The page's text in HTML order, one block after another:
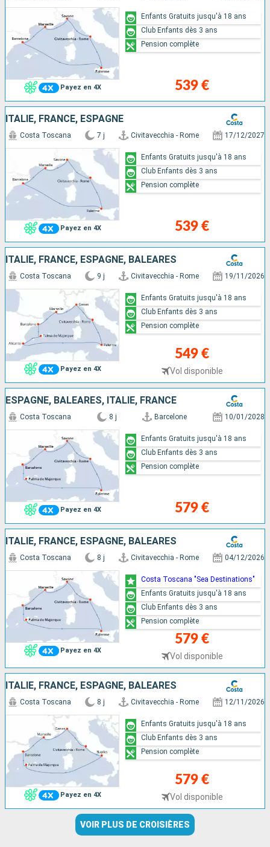
Payez en 4X 539 €
Enfants Gratuits jusqu'à 18 ans
Club Enfants dès 3 ans
Pension complète
ITALIE, FRANCE, ESPAGNE
Payez en 4X
Costa Toscana 7 j Civitavecchia - Rome 17/12/2027
539 €
Enfants Gratuits jusqu'à 18 ans
Club Enfants dès 3 ans
Pension complète
ITALIE, FRANCE, ESPAGNE, BALÉARES
Payez en 4X
Costa Toscana 9 j Civitavecchia - Rome 19/11/2026
549 €
Vol disponible
Enfants Gratuits jusqu'à 18 ans
Club Enfants dès 3 ans
Pension complète
ESPAGNE, BALÉARES, ITALIE, FRANCE
Payez en 4X
Costa Toscana 8 j Barcelone 10/01/2028
579 €
Enfants Gratuits jusqu'à 18 ans
Club Enfants dès 3 ans
Pension complète
ITALIE, FRANCE, ESPAGNE, BALÉARES
Payez en 4X
Costa Toscana 8 j Civitavecchia - Rome 04/12/2026
579 €
Vol disponible
Costa Toscana "Sea Destinations"
Enfants Gratuits jusqu'à 18 ans
Club Enfants dès 3 ans
Pension complète
ITALIE, FRANCE, ESPAGNE, BALÉARES
Payez en 4X
Costa Toscana 8 j Civitavecchia - Rome 12/11/2026
579 €
Vol disponible
Enfants Gratuits jusqu'à 18 ans
Club Enfants dès 3 ans
Pension complète
VOIR PLUS DE CROISIÈRES